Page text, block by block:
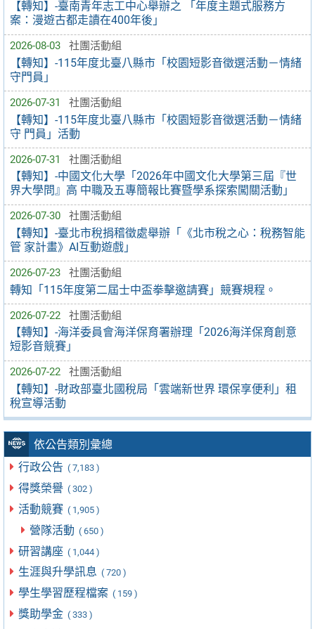
【轉知】-臺南青年志工中心舉辦之 「年度主題式服務方
案：漫遊古都走讀在400年後」
2026-08-03 社團活動組
【轉知】-115年度北臺八縣市「校園短影音徵選活動－情緒
守門員」
2026-07-31 社團活動組
【轉知】-115年度北臺八縣市「校園短影音徵選活動－情緒
守 門員」活動
2026-07-31 社團活動組
【轉知】-中國文化大學「2026年中國文化大學第三屆『世
界大學問』高 中職及五專簡報比賽暨學系探索闖關活動」
2026-07-30 社團活動組
【轉知】-臺北市稅捐稽徵處舉辦「《北市稅之心：稅務智能
管 家計畫》AI互動遊戲」
2026-07-23 社團活動組
轉知「115年度第二屆士中盃拳擊邀請賽」競賽規程。
2026-07-22 社團活動組
【轉知】-海洋委員會海洋保育署辦理「2026海洋保育創意
短影音競賽」
2026-07-22 社團活動組
【轉知】-財政部臺北國稅局「雲端新世界 環保享便利」租
稅宣導活動
依公告類別彙總
行政公告 ( 7,183 )
得獎榮譽 ( 302 )
活動競賽 ( 1,905 )
營隊活動 ( 650 )
研習講座 ( 1,044 )
生涯與升學訊息 ( 720 )
學生學習歷程檔案 ( 159 )
獎助學金 ( 333 )